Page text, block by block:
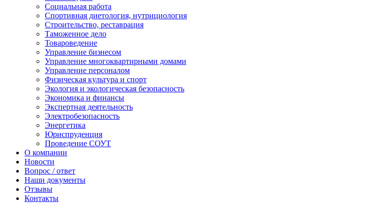
Социальная работа
Спортивная диетология, нутрициология
Строительство, реставрация
Таможенное дело
Товароведение
Управление бизнесом
Управление многоквартирными домами
Управление персоналом
Физическая культура и спорт
Экология и экологическая безопасность
Экономика и финансы
Экспертная деятельность
Электробезопасность
Энергетика
Юриспруденция
Проведение СОУТ
О компании
Новости
Вопрос / ответ
Наши документы
Отзывы
Контакты